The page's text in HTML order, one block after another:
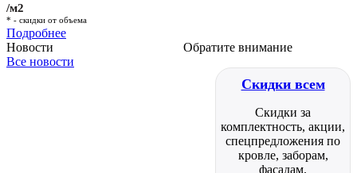
/м2
* - скидки от объема
Подробнее
Обратите внимание
Скидки всем
Скидки за
комплектность, акции,
спецпредложения по
кровле, заборам,
фасадам.
Новости
Все новости